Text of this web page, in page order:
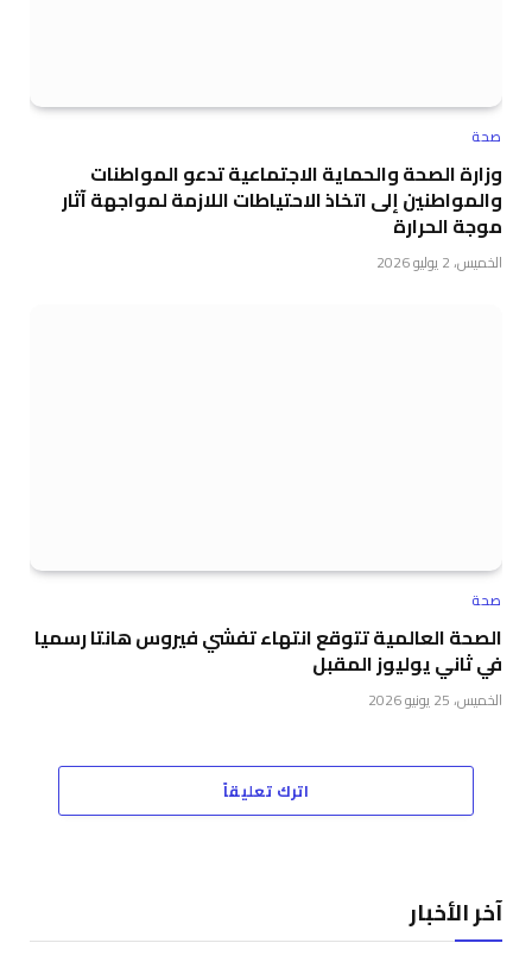
صحة
وزارة الصحة والحماية الاجتماعية تدعو المواطنات
والمواطنين إلى اتخاذ الاحتياطات اللازمة لمواجهة آثار
موجة الحرارة
الخميس، 2 يوليو 2026
صحة
الصحة العالمية تتوقع انتهاء تفشي فيروس هانتا رسميا
في ثاني يوليوز المقبل
الخميس، 25 يونيو 2026
اترك تعليقاً
آخر الأخبار